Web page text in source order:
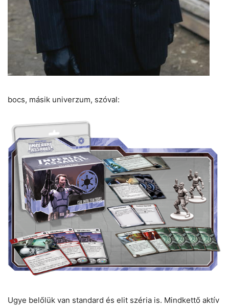
bocs, másik univerzum, szóval:
Ugye belőlük van standard és elit széria is. Mindkettő aktív